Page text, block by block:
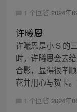
1 个回答 2024年
许曦恩
许曦恩是小 S 的
时，许曦恩会去
合影，显得很孝
花并用心写贺卡
1 个回答 2024年